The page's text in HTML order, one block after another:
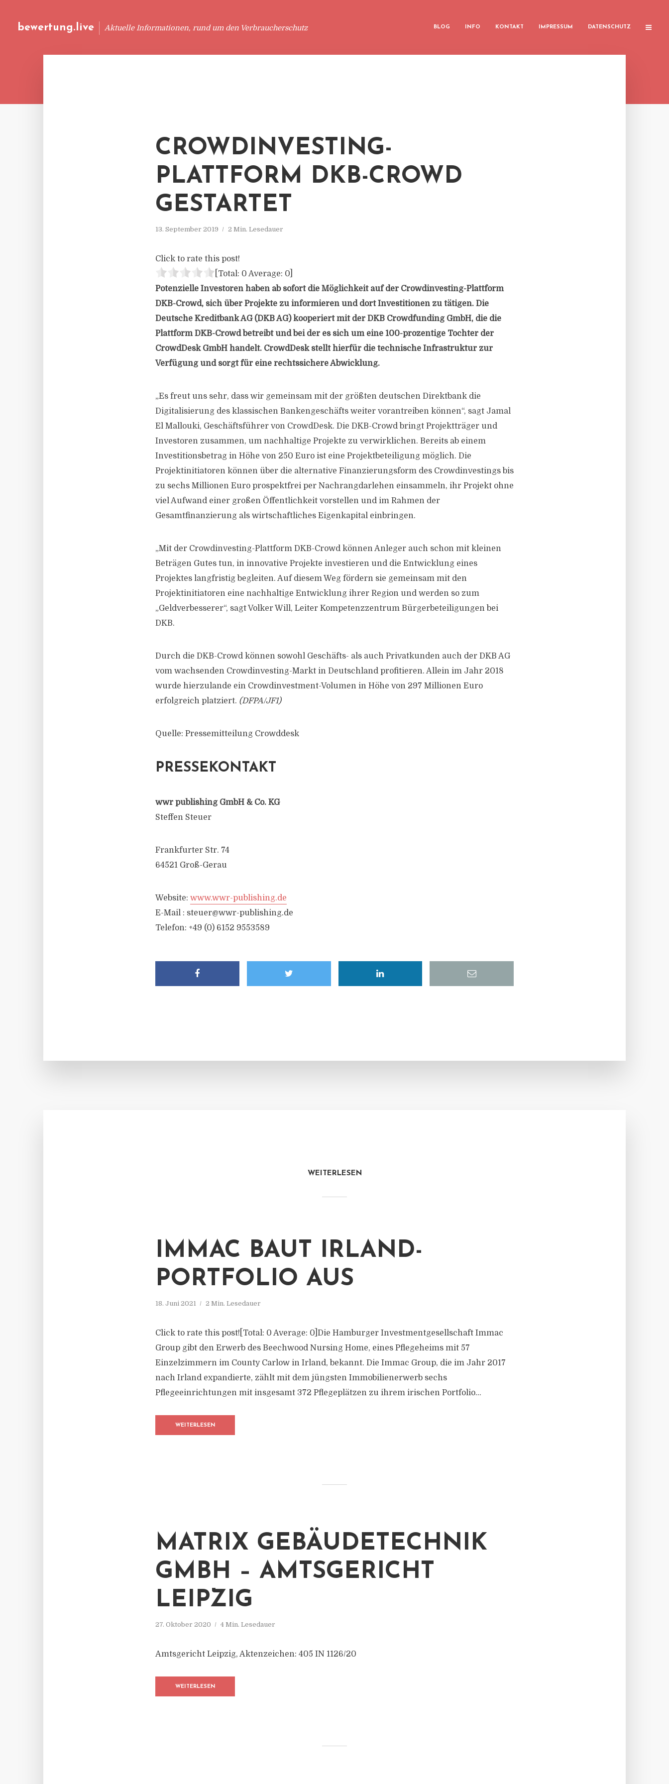
bewertung.live Aktuelle Informationen, rund um den Verbraucherschutz BLOG INFO KONTAKT IMPRESSUM DATENSCHUTZ
CROWDINVESTING-
PLATTFORM DKB-CROWD
GESTARTET
13. September 2019 2 Min. Lesedauer
Click to rate this post!
[Total: 0 Average: 0
Potenzielle Investoren haben ab sofort die Möglichkeit auf der Crowdinvesting-Plattform
DKB-Crowd, sich über Projekte zu informieren und dort Investitionen zu tätigen. Die
Deutsche Kreditbank AG (DKB AG) kooperiert mit der DKB Crowdfunding GmbH, die die
Plattform DKB-Crowd betreibt und bei der es sich um eine 100-prozentige Tochter der
CrowdDesk GmbH handelt. CrowdDesk stellt hierfür die technische Infrastruktur zur
Verfügung und sorgt für eine rechtssichere Abwicklung.
„Es freut uns sehr, dass wir gemeinsam mit der größten deutschen Direktbank die
Digitalisierung des klassischen Bankengeschäfts weiter vorantreiben können“, sagt Jamal
El Mallouki, Geschäftsführer von CrowdDesk. Die DKB-Crowd bringt Projektträger und
Investoren zusammen, um nachhaltige Projekte zu verwirklichen. Bereits ab einem
Investitionsbetrag in Höhe von 250 Euro ist eine Projektbeteiligung möglich. Die
Projektinitiatoren können über die alternative Finanzierungsform des Crowdinvestings bis
zu sechs Millionen Euro prospektfrei per Nachrangdarlehen einsammeln, ihr Projekt ohne
viel Aufwand einer großen Öffentlichkeit vorstellen und im Rahmen der
Gesamtfinanzierung als wirtschaftliches Eigenkapital einbringen.
„Mit der Crowdinvesting-Plattform DKB-Crowd können Anleger auch schon mit kleinen
Beträgen Gutes tun, in innovative Projekte investieren und die Entwicklung eines
Projektes langfristig begleiten. Auf diesem Weg fördern sie gemeinsam mit den
Projektinitiatoren eine nachhaltige Entwicklung ihrer Region und werden so zum
„Geldverbesserer“, sagt Volker Will, Leiter Kompetenzzentrum Bürgerbeteiligungen bei
DKB.
Durch die DKB-Crowd können sowohl Geschäfts- als auch Privatkunden auch der DKB AG
vom wachsenden Crowdinvesting-Markt in Deutschland profitieren. Allein im Jahr 2018
wurde hierzulande ein Crowdinvestment-Volumen in Höhe von 297 Millionen Euro
erfolgreich platziert. (DFPA/JF1)
Quelle: Pressemitteilung Crowddesk
PRESSEKONTAKT
wwr publishing GmbH & Co. KG
Steffen Steuer
Frankfurter Str. 74
64521 Groß-Gerau
Website: www.wwr-publishing.de
E-Mail : steuer@wwr-publishing.de
Telefon: +49 (0) 6152 9553589
WEITERLESEN
IMMAC BAUT IRLAND-
PORTFOLIO AUS
18. Juni 2021 2 Min. Lesedauer
Click to rate this post![Total: 0 Average: 0]Die Hamburger Investmentgesellschaft Immac
Group gibt den Erwerb des Beechwood Nursing Home, eines Pflegeheims mit 57
Einzelzimmern im County Carlow in Irland, bekannt. Die Immac Group, die im Jahr 2017
nach Irland expandierte, zählt mit dem jüngsten Immobilienerwerb sechs
Pflegeeinrichtungen mit insgesamt 372 Pflegeplätzen zu ihrem irischen Portfolio...
WEITERLESEN
MATRIX GEBÄUDETECHNIK
GMBH – AMTSGERICHT
LEIPZIG
27. Oktober 2020 4 Min. Lesedauer
Amtsgericht Leipzig, Aktenzeichen: 405 IN 1126/20
WEITERLESEN